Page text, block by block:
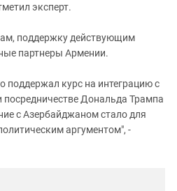
эксперт.
поддержку действующим
партнеры Армении.
поддержал курс на интеграцию с
посредничестве Дональда Трампа
с Азербайджаном стало для
аргументом", -